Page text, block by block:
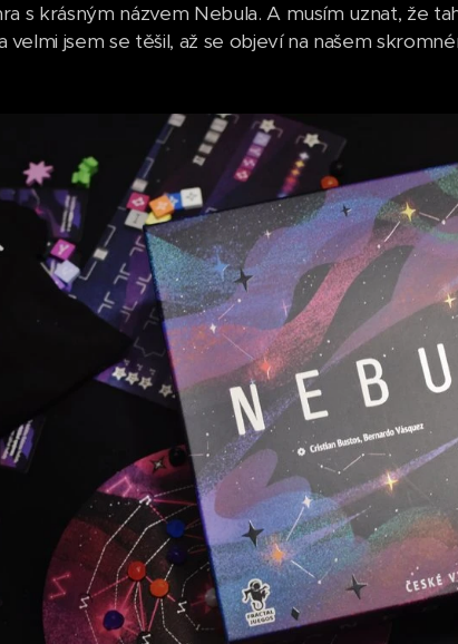
s krásným názvem Nebula. A musím uznat, že
velmi jsem se těšil, až se objeví na našem